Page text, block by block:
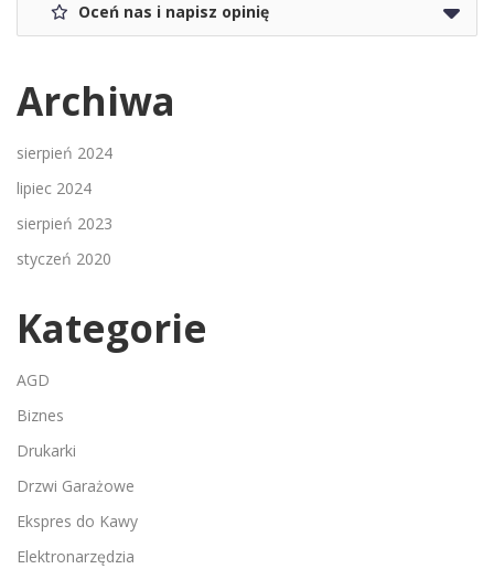
Oceń nas i napisz opinię
Archiwa
sierpień 2024
lipiec 2024
sierpień 2023
styczeń 2020
Kategorie
AGD
Biznes
Drukarki
Drzwi Garażowe
Ekspres do Kawy
Elektronarzędzia